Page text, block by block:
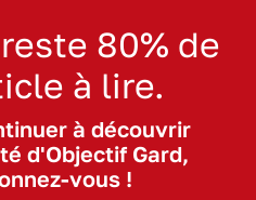
80% de
à lire.
à découvrir
d'Objectif Gard,
vous !